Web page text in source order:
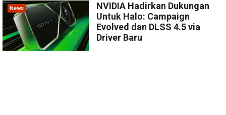
News
NVIDIA Hadirkan Dukungan
Untuk Halo: Campaign
Evolved dan DLSS 4.5 via
Driver Baru